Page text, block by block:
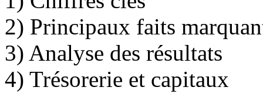
2) Principaux faits
3) Analyse des résultats
4) Trésorerie et capitaux